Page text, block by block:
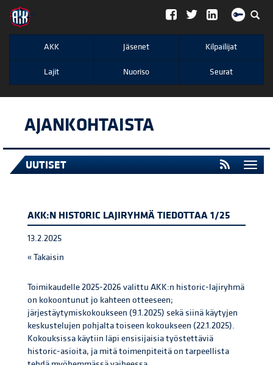
";
AKK Jäsenet Kilpailijat
Lajit Nuoriso Seurat
AJANKOHTAISTA
UUTISET
AKK:N HISTORIC LAJIRYHMÄ TIEDOTTAA 1/25
13.2.2025
« Takaisin
Toimikaudelle 2025-2026 valittu AKK:n historic-lajiryhmä
on kokoontunut jo kahteen otteeseen;
järjestäytymiskokoukseen (9.1.2025) sekä siinä käytyjen
keskustelujen pohjalta toiseen kokoukseen (22.1.2025).
Kokouksissa käytiin läpi ensisijaisia työstettäviä
historic-asioita, ja mitä toimenpiteitä on tarpeellista